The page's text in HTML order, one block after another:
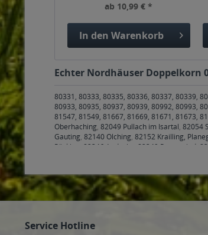
ab 10,99 € *
In den Warenkorb
Echter Nordhäuser Doppelkorn
80331, 80333, 80335, 80336, 80337, 80339,
80933, 80935, 80937, 80939, 80992, 80993,
81547, 81549, 81667, 81669, 81671, 81673,
Oberhaching, 82049 Pullach im Isartal, 82054
Gauting, 82140 Olching, 82152 Krailling,
Pöcking
82346 Andechs 82349 Pentenried
Wackersberg,83679 Sachsenkam,83703
Freising,85376 Hetzenhausen 85386 Eching,
Kirchheim bei München , 85560 Ebersberg
85716 Unterschleißheim
Service Hotline